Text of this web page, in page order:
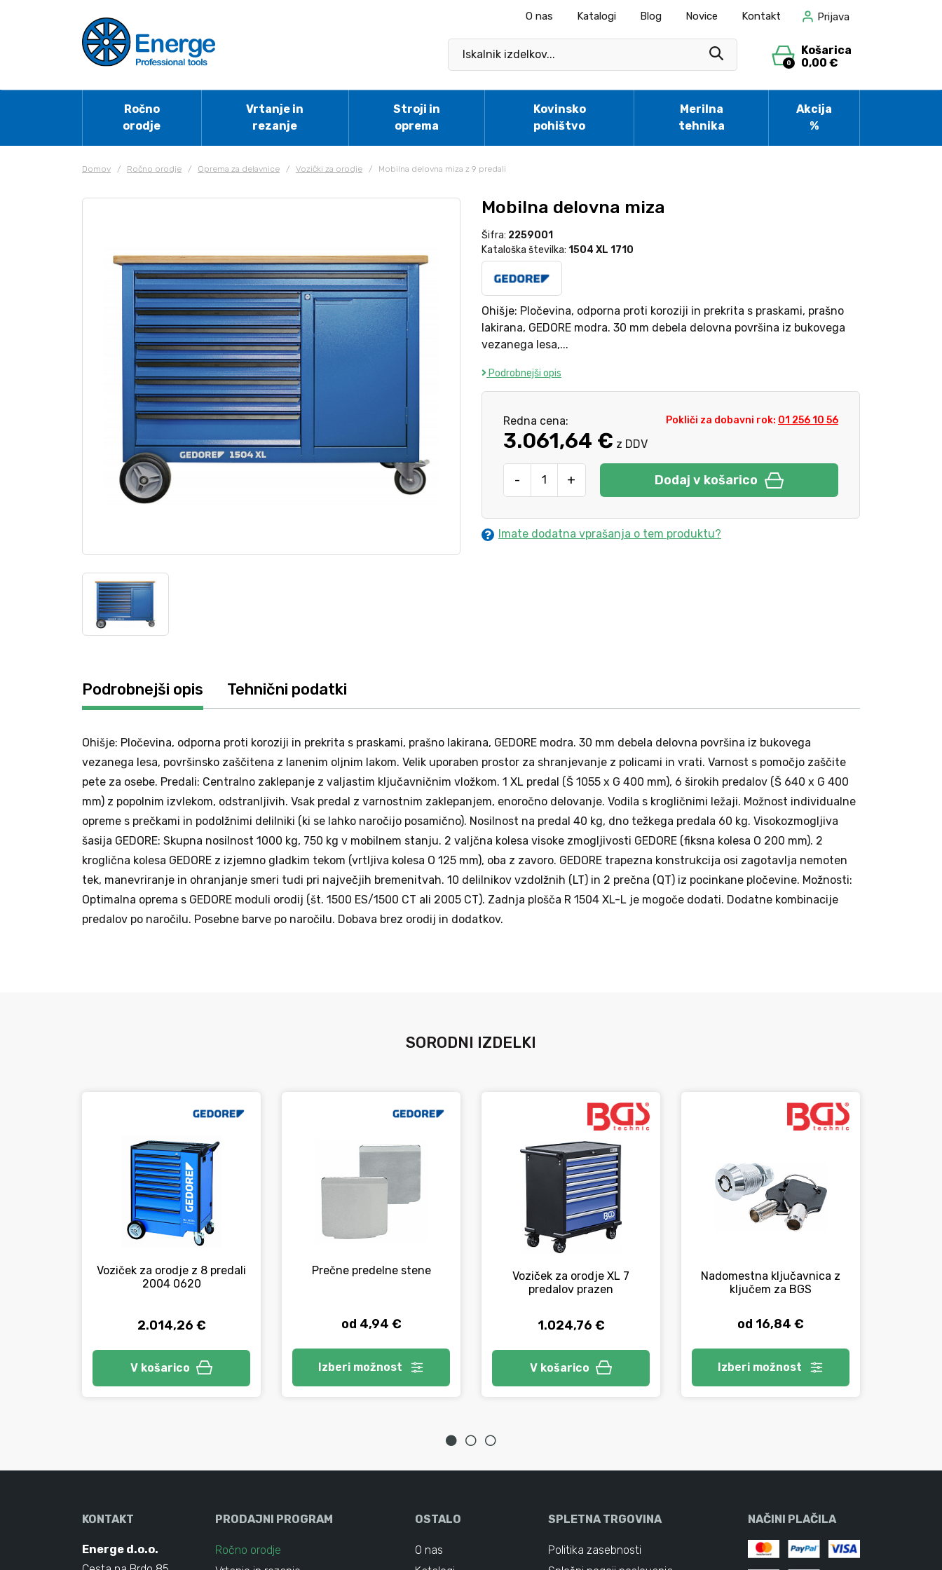
O nas Katalogi Blog Novice Kontakt Prijava
0
Košarica
0,00 €
Ročno
orodje
Vrtanje in
rezanje
Stroji in
oprema
Kovinsko
pohištvo
Merilna
tehnika
Akcija
%
Domov / Ročno orodje / Oprema za delavnice / Vozički za orodje / Mobilna delovna miza z 9 predali
Mobilna delovna miza
Šifra: 2259001
Kataloška številka: 1504 XL 1710
Ohišje: Pločevina, odporna proti koroziji in prekrita s praskami, prašno
lakirana, GEDORE modra. 30 mm debela delovna površina iz bukovega
vezanega lesa,...
Podrobnejši opis
Pokliči za dobavni rok: 01 256 10 56
Redna cena:
3.061,64 € z DDV
- + Dodaj v košarico
Imate dodatna vprašanja o tem produktu?
Podrobnejši opis Tehnični podatki
Ohišje: Pločevina, odporna proti koroziji in prekrita s praskami, prašno lakirana, GEDORE modra. 30 mm debela delovna površina iz bukovega
vezanega lesa, površinsko zaščitena z lanenim oljnim lakom. Velik uporaben prostor za shranjevanje z policami in vrati. Varnost s pomočjo zaščite
pete za osebe. Predali: Centralno zaklepanje z valjastim ključavničnim vložkom. 1 XL predal (Š 1055 x G 400 mm), 6 širokih predalov (Š 640 x G 400
mm) z popolnim izvlekom, odstranljivih. Vsak predal z varnostnim zaklepanjem, enoročno delovanje. Vodila s krogličnimi ležaji. Možnost individualne
opreme s prečkami in podolžnimi delilniki (ki se lahko naročijo posamično). Nosilnost na predal 40 kg, dno težkega predala 60 kg. Visokozmogljiva
šasija GEDORE: Skupna nosilnost 1000 kg, 750 kg v mobilnem stanju. 2 valjčna kolesa visoke zmogljivosti GEDORE (fiksna kolesa O 200 mm). 2
kroglična kolesa GEDORE z izjemno gladkim tekom (vrtljiva kolesa O 125 mm), oba z zavoro. GEDORE trapezna konstrukcija osi zagotavlja nemoten
tek, manevriranje in ohranjanje smeri tudi pri največjih bremenitvah. 10 delilnikov vzdolžnih (LT) in 2 prečna (QT) iz pocinkane pločevine. Možnosti:
Optimalna oprema s GEDORE moduli orodij (št. 1500 ES/1500 CT ali 2005 CT). Zadnja plošča R 1504 XL-L je mogoče dodati. Dodatne kombinacije
predalov po naročilu. Posebne barve po naročilu. Dobava brez orodij in dodatkov.
SORODNI IZDELKI
Voziček za orodje z 8 predali
2004 0620
2.014,26 €
V košarico
Prečne predelne stene
od 4,94 €
Izberi možnost
Voziček za orodje XL 7
predalov prazen
1.024,76 €
V košarico
Nadomestna ključavnica z
ključem za BGS
od 16,84 €
Izberi možnost
KONTAKT
Energe d.o.o.
PRODAJNI PROGRAM
Ročno orodje
OSTALO
O nas
SPLETNA TRGOVINA
Politika zasebnosti
NAČINI PLAČILA